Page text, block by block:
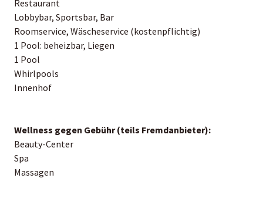
Restaurant
Lobbybar, Sportsbar, Bar
Roomservice, Wäscheservice (kostenpflichtig)
1 Pool: beheizbar, Liegen
1 Pool
Whirlpools
Innenhof
Wellness gegen Gebühr (teils Fremdanbieter):
Beauty-Center
Spa
Massagen